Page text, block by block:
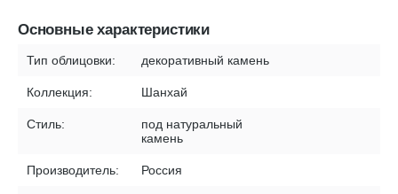
Основные характеристики
Тип облицовки: декоративный камень
Коллекция: Шанхай
Стиль:
под натуральный
камень
Производитель: Россия